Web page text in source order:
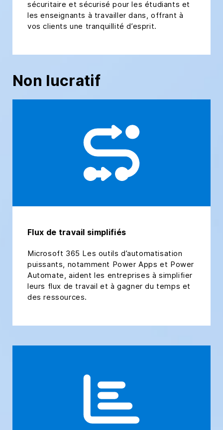
sécuritaire et sécurisé pour les étudiants et
les enseignants à travailler dans, offrant à
vos clients une tranquillité d’esprit.
Non lucratif
Flux de travail simplifiés
Microsoft 365 Les outils d’automatisation
puissants, notamment Power Apps et Power
Automate, aident les entreprises à simplifier
leurs flux de travail et à gagner du temps et
des ressources.